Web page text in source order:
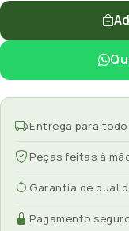
Entrega para todo
Peças feitas à
Garantia de
Pagamento